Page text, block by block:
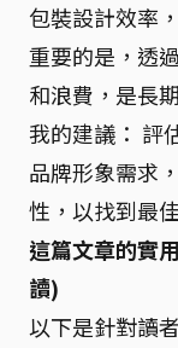
包裝設計效率
重要的是，透
和浪費，是長
我的建議： 評
品牌形象需求
性，以找到最
這篇文章的實
讀)
以下是針對讀